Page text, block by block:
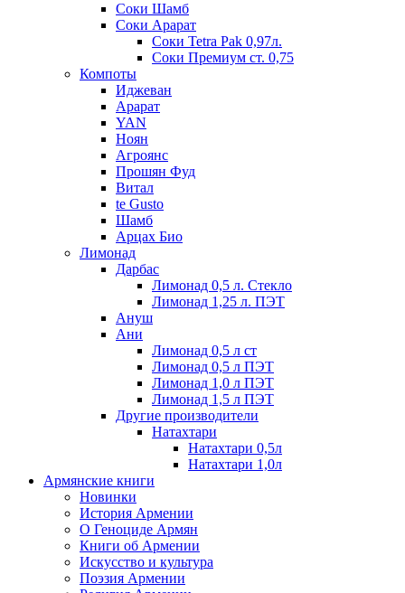
Соки Шамб
Соки Арарат
Соки Tetra Pak 0,97л.
Соки Премиум ст. 0,75
Компоты
Иджеван
Арарат
YAN
Ноян
Агроянс
Прошян Фуд
Витал
te Gusto
Шамб
Арцах Био
Лимонад
Дарбас
Лимонад 0,5 л. Стекло
Лимонад 1,25 л. ПЭТ
Ануш
Ани
Лимонад 0,5 л ст
Лимонад 0,5 л ПЭТ
Лимонад 1,0 л ПЭТ
Лимонад 1,5 л ПЭТ
Другие производители
Натахтари
Натахтари 0,5л
Натахтари 1,0л
Армянские книги
Новинки
История Армении
О Геноциде Армян
Книги об Армении
Иcкусство и культура
Поэзия Армении